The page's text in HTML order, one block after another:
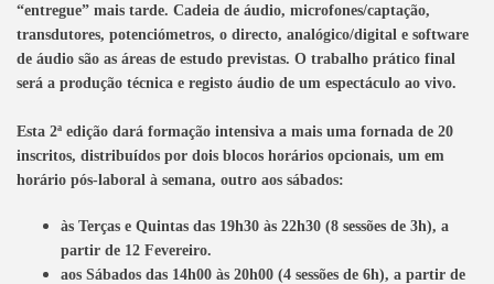
“entregue” mais tarde. Cadeia de áudio, microfones/captação,
transdutores, potenciómetros, o directo, analógico/digital e software
de áudio são as áreas de estudo previstas. O trabalho prático final
será a produção técnica e registo áudio de um espectáculo ao vivo.
Esta 2ª edição dará formação intensiva a mais uma fornada de 20
inscritos, distribuídos por dois blocos horários opcionais, um em
horário pós-laboral à semana, outro aos sábados:
às Terças e Quintas das 19h30 às 22h30 (8 sessões de 3h), a
partir de 12 Fevereiro.
aos Sábados das 14h00 às 20h00 (4 sessões de 6h), a partir de